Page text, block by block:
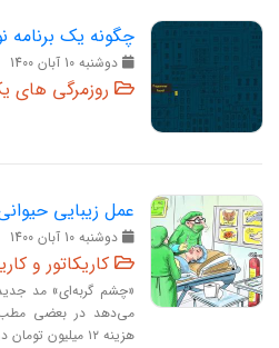
چگونه یک برنامه
دوشنبه 10 آبان 1400
روزمرگی های
عمل زیبایی
دوشنبه 10 آبان 1400
کاریکاتور و
«چشم گربه‌ای» مد
می‌دهد در بعضی
هزینه ۱۲ میلیون تومان در حال انجام است